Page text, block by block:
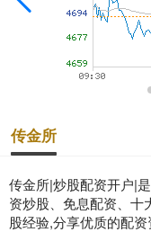
传金所
传金所|炒股配资开户|
资炒股、免息配资、十
股经验,分享优质的配资